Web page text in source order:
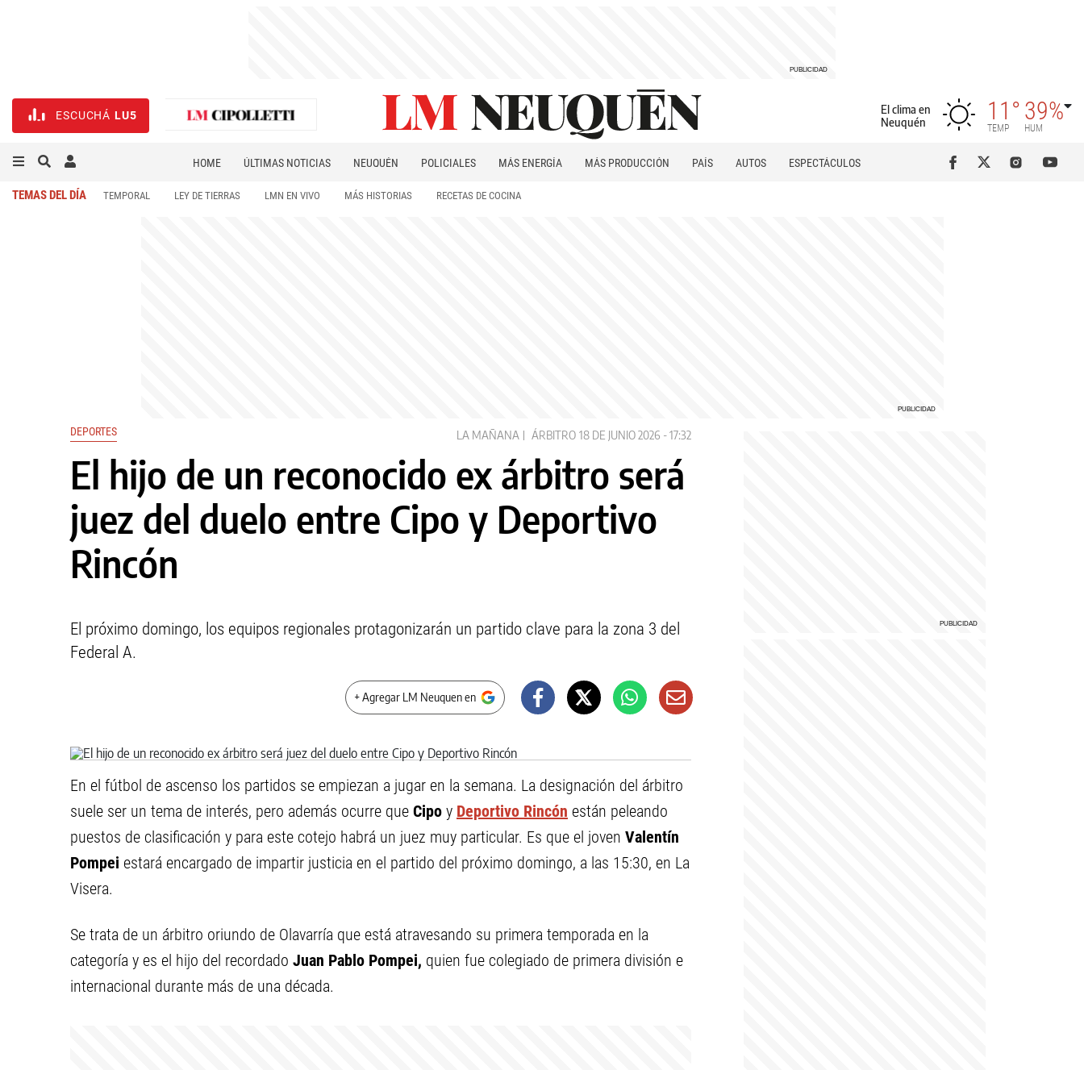
ESCUCHÁ LU5
El clima en
Neuquén
11°
TEMP
39%
HUM
HOME ÚLTIMAS NOTICIAS NEUQUÉN POLICIALES MÁS ENERGÍA MÁS PRODUCCIÓN PAÍS AUTOS
ESPECTÁCULOS
TEMAS DEL DÍA TEMPORAL LEY DE TIERRAS LMN EN VIVO MÁS HISTORIAS RECETAS DE COCINA
DEPORTES LA MAÑANA ÁRBITRO 18 DE JUNIO 2026 - 17:32
El hijo de un reconocido ex árbitro será
juez del duelo entre Cipo y Deportivo
Rincón
El próximo domingo, los equipos regionales protagonizarán un partido clave para la zona 3 del
Federal A.
+ Agregar LM Neuquen en
En el fútbol de ascenso los partidos se empiezan a jugar en la semana. La designación del árbitro
suele ser un tema de interés, pero además ocurre que Cipo y Deportivo Rincón están peleando
puestos de clasificación y para este cotejo habrá un juez muy particular. Es que el joven Valentín
Pompei estará encargado de impartir justicia en el partido del próximo domingo, a las 15:30, en La
Visera.
Se trata de un árbitro oriundo de Olavarría que está atravesando su primera temporada en la
categoría y es el hijo del recordado Juan Pablo Pompei, quien fue colegiado de primera división e
internacional durante más de una década.